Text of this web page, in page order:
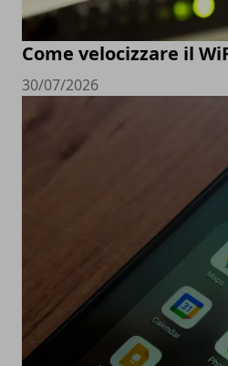
Come velocizzare il
30/07/2026